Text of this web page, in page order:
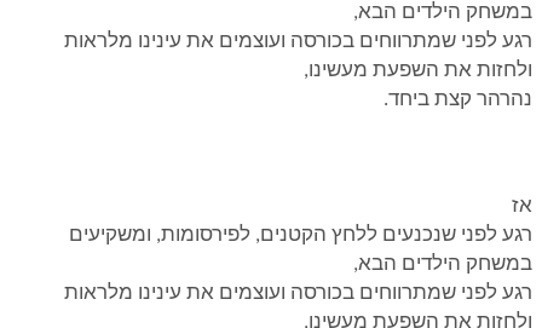
במשחק הילדים הבא,
רגע לפני שמתרווחים בכורסה ועוצמים את עינינו מלראות
ולחזות את השפעת מעשינו,
נהרהר קצת ביחד.
אז
רגע לפני שנכנעים ללחץ הקטנים, לפירסומות, ומשקיעים
במשחק הילדים הבא,
רגע לפני שמתרווחים בכורסה ועוצמים את עינינו מלראות
ולחזות את השפעת מעשינו,